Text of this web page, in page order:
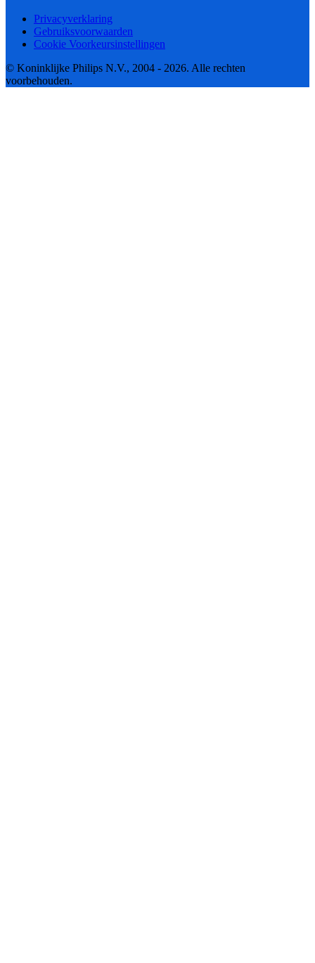
Privacyverklaring
Gebruiksvoorwaarden
Cookie Voorkeursinstellingen
© Koninklijke Philips N.V., 2004 - 2026. Alle rechten
voorbehouden.